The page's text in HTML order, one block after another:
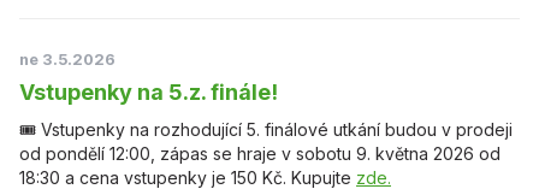
ne 3.5.2026
Vstupenky na 5.z. finále!
🎟️ Vstupenky na rozhodující 5. finálové utkání budou v prodeji
od pondělí 12:00, zápas se hraje v sobotu 9. května 2026 od
18:30 a cena vstupenky je 150 Kč. Kupujte zde.